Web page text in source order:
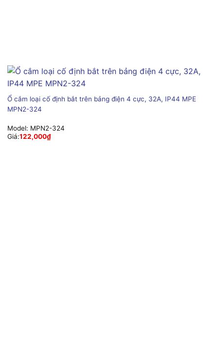
Ổ cắm loại cố định bắt trên bảng điện 4 cực, 32A, IP44 MPE
MPN2-324
Model: MPN2-324
Giá:122,000₫